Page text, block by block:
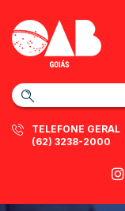
TELEFONE GERAL
(62) 3238-2000